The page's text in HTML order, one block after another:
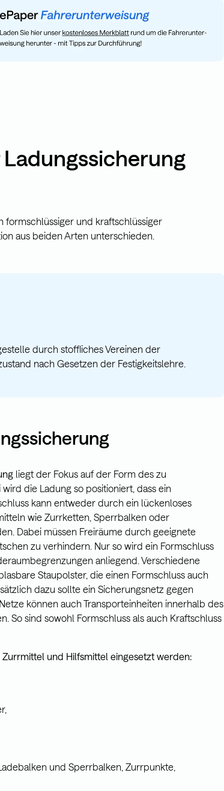
formschlüssiger und kraftschlüssiger
aus beiden Arten unterschieden.
durch stoffliches Vereinen der
nach Gesetzen der Festigkeitslehre.
liegt der Fokus auf der Form des zu
die Ladung so positioniert, dass ein
kann entweder durch ein lückenloses
wie Zurrketten, Sperrbalken oder
Dabei müssen Freiräume durch geeignete
zu verhindern. Nur so wird ein Formschluss
anliegend. Verschiedene
Staupolster, die einen Formschluss auch
dazu sollte ein Sicherungsnetz gegen
können auch Transporteinheiten innerhalb des
So sind sowohl Formschluss als auch Kraftschluss
und Hilfsmittel eingesetzt werden:
und Sperrbalken, Zurrpunkte,